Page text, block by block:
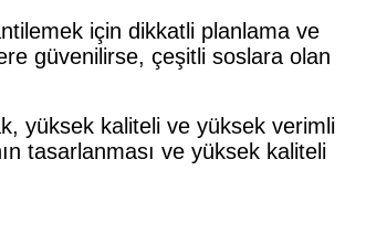
için dikkatli planlama ve
güvenilirse, çeşitli soslara olan
yüksek kaliteli ve yüksek verimli
tasarlanması ve yüksek kaliteli